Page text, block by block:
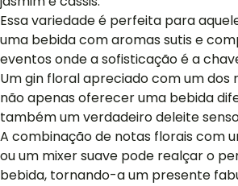
Essa variedade é perfeita para
uma bebida com aromas sutis e
eventos onde a sofisticação é a
Um gin floral apreciado com um dos
não apenas oferecer uma bebida
também um verdadeiro deleite
A combinação de notas florais com
ou um mixer suave pode realçar o
bebida, tornando-a um presente